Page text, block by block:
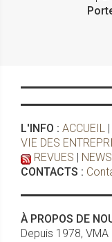
L'INFO : ACCUEIL |
VIE DES
REVUES |
CONTACTS :
À PROPOS DE
Depuis 1978,